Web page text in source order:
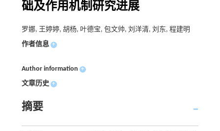
础及作用机制研究进展
罗娜, 王婷婷, 胡杨, 叶德宝, 包文帅, 刘洋清, 刘东, 程建明
作者信息 +
Author information +
文章历史 +
摘要